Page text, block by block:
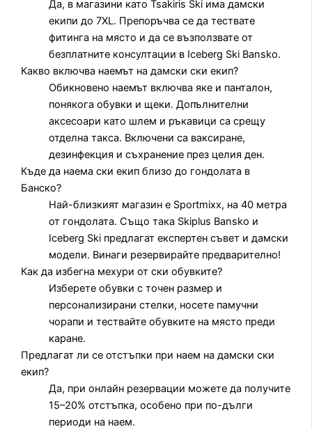
Да, в магазини като Tsakiris Ski има дамски
екипи до 7XL. Препоръчва се да тествате
фитинга на място и да се възползвате от
безплатните консултации в Iceberg Ski Bansko.
Какво включва наемът на дамски ски екип?
Обикновено наемът включва яке и панталон,
понякога обувки и щеки. Допълнителни
аксесоари като шлем и ръкавици са срещу
отделна такса. Включени са ваксиране,
дезинфекция и съхранение през целия ден.
Къде да наема ски екип близо до гондолата в
Банско?
Най-близкият магазин е Sportmixx, на 40 метра
от гондолата. Също така Skiplus Bansko и
Iceberg Ski предлагат експертен съвет и дамски
модели. Винаги резервирайте предварително!
Как да избегна мехури от ски обувките?
Изберете обувки с точен размер и
персонализирани стелки, носете памучни
чорапи и тествайте обувките на място преди
каране.
Предлагат ли се отстъпки при наем на дамски ски
екип?
Да, при онлайн резервации можете да получите
15–20% отстъпка, особено при по-дълги
периоди на наем.